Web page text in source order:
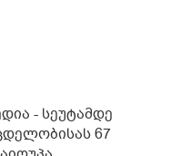
- სეუტამდე
67